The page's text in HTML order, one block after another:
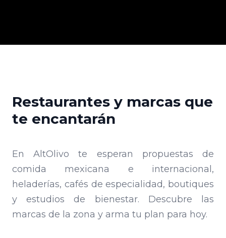
Restaurantes y marcas que
te encantarán
En AltOlivo te esperan propuestas de
comida mexicana e internacional,
heladerías, cafés de especialidad, boutiques
y estudios de bienestar. Descubre las
marcas de la zona y arma tu plan para hoy.